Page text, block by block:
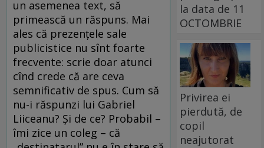
un asemenea text, să
primească un răspuns. Mai
ales că prezențele sale
publicistice nu sînt foarte
frecvente: scrie doar atunci
cînd crede că are ceva
semnificativ de spus. Cum să
nu-i răspunzi lui Gabriel
Liiceanu? Și de ce? Probabil –
îmi zice un coleg – că
la data de 11
OCTOMBRIE
Privirea ei
pierdută, de
copil
neajutorat